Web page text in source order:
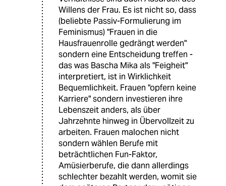
Willens der Frau. Es ist nicht so, dass
(beliebte Passiv-Formulierung im
Feminismus) "Frauen in die
Hausfrauenrolle gedrängt werden"
sondern eine Entscheidung treffen -
das was Bascha Mika als "Feigheit"
interpretiert, ist in Wirklichkeit
Bequemlichkeit. Frauen "opfern keine
Karriere" sondern investieren ihre
Lebenszeit anders, als über
Jahrzehnte hinweg in Übervollzeit zu
arbeiten. Frauen malochen nicht
sondern wählen Berufe mit
beträchtlichen Fun-Faktor,
Amüsierberufe, die dann allerdings
schlechter bezahlt werden, womit sie